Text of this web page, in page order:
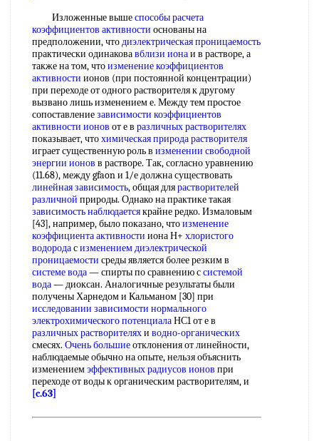
Изложенные вышеспособы расчета
коэффициентов активности основаны на
предположении, чтодиэлектрическая проницаемость
практически одинаковавблизи ионаи в растворе, а
также на том, чтоизменение коэффициентов
активности ионов (при постоянной концентрации)
при переходе от одного растворителя к другому
вызвано лишь изменением е. Между тем простое
сопоставлениезависимости коэффициентов
активности ионов от е в различных растворителях
показывает, чтохимическая природа растворителя
играет существенную роль в изменении свободной
энергии ионов в растворе. Так, согласно уравнению
(11.68), между gfaon и 1/е должна существовать
линейная зависимость, общая длярастворителей
различной природы. Однако на практике такая
зависимость наблюдаетсякрайне редко. Измаловым
[43], например, было показано, чтоизменение
коэффициента активности иона Н+ хлористого
водородасизменением диэлектрической
проницаемости среды является более резким в
системе вода— спирты по сравнению ссистемой
вода— диоксан. Аналогичные результаты были
получены Харнедом и Кальманом [30] при
исследовании зависимости нормального
электрохимического потенциалаНС1 от е в
различных растворителяхи водно-органических
смесях. Очень большиеотклонения от линейности,
наблюдаемые обычно на опыте, нельзя объяснить
изменениемэффективных радиусов ионов при
переходе от воды к органическим растворителям, и
[c.63]